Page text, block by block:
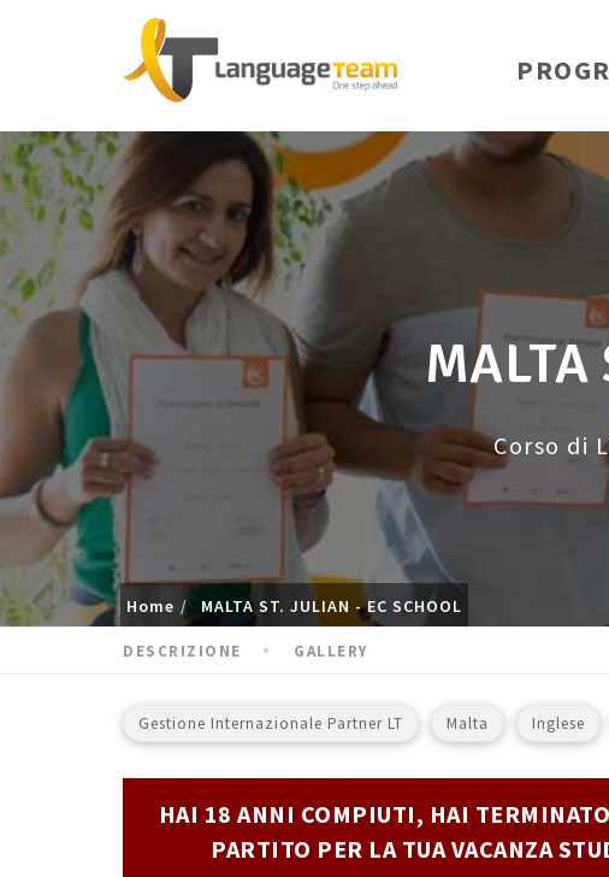
MALTA
Corso di
Home MALTA ST. JULIAN - EC SCHOOL
DESCRIZIONE GALLERY
Gestione Internazionale Partner LT Malta Inglese
HAI 18 ANNI COMPIUTI, HAI
PARTITO PER LA TUA VACANZA